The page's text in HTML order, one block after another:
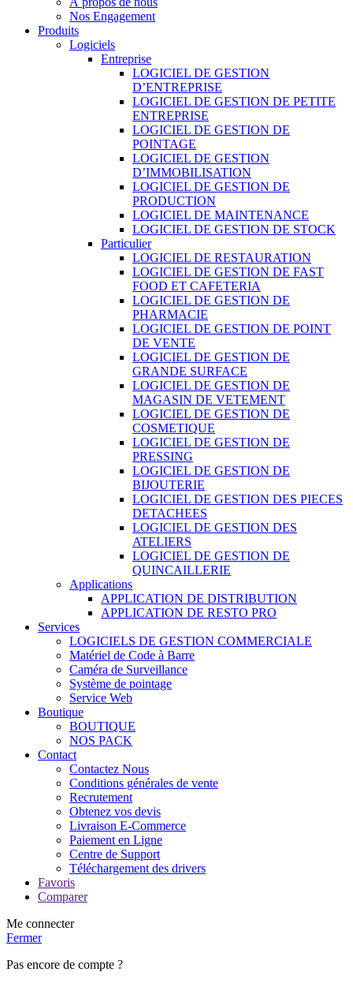
Nos Engagement
Produits
Logiciels
Entreprise
LOGICIEL DE GESTION
D’ENTREPRISE
LOGICIEL DE GESTION DE PETITE
ENTREPRISE
LOGICIEL DE GESTION DE
POINTAGE
LOGICIEL DE GESTION
D’IMMOBILISATION
LOGICIEL DE GESTION DE
PRODUCTION
LOGICIEL DE MAINTENANCE
LOGICIEL DE GESTION DE STOCK
Particulier
LOGICIEL DE RESTAURATION
LOGICIEL DE GESTION DE FAST
FOOD ET CAFETERIA
LOGICIEL DE GESTION DE
PHARMACIE
LOGICIEL DE GESTION DE POINT
DE VENTE
LOGICIEL DE GESTION DE
GRANDE SURFACE
LOGICIEL DE GESTION DE
MAGASIN DE VETEMENT
LOGICIEL DE GESTION DE
COSMETIQUE
LOGICIEL DE GESTION DE
PRESSING
LOGICIEL DE GESTION DE
BIJOUTERIE
LOGICIEL DE GESTION DES PIECES
DETACHEES
LOGICIEL DE GESTION DES
ATELIERS
LOGICIEL DE GESTION DE
QUINCAILLERIE
Applications
APPLICATION DE DISTRIBUTION
APPLICATION DE RESTO PRO
Services
LOGICIELS DE GESTION COMMERCIALE
Matériel de Code à Barre
Caméra de Surveillance
Système de pointage
Service Web
Boutique
BOUTIQUE
NOS PACK
Contact
Contactez Nous
Conditions générales de vente
Recrutement
Obtenez vos devis
Livraison E-Commerce
Paiement en Ligne
Centre de Support
Téléchargement des drivers
Favoris
Comparer
Me connecter
Fermer
Pas encore de compte ?